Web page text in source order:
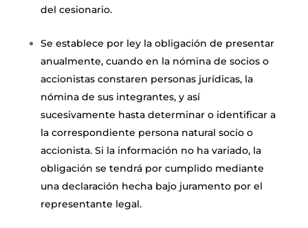
del cesionario.
Se establece por ley la obligación de presentar
anualmente, cuando en la nómina de socios o
accionistas constaren personas jurídicas, la
nómina de sus integrantes, y así
sucesivamente hasta determinar o identificar a
la correspondiente persona natural socio o
accionista. Si la información no ha variado, la
obligación se tendrá por cumplido mediante
una declaración hecha bajo juramento por el
representante legal.